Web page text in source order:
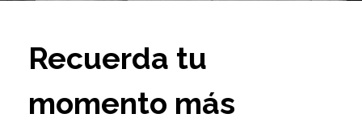
Recuerda tu
momento más